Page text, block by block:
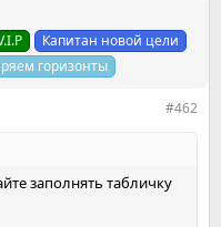
Капитан новой цели
горизонты
#462
заполнять табличку